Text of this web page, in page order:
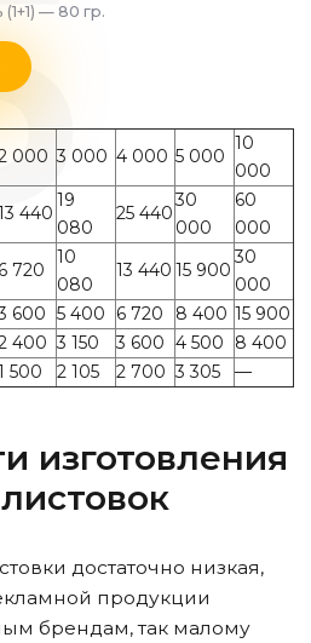
— 80 гр.
000 3 000 4 000 5 000
10
000
440
19
080
25 440
30
000
60
000
6 720
10
080
13 440 15 900
30
000
600 5 400 6 720 8 400 15 900
400 3 150 3 600 4 500
8 400
500 2 105 2 700 3 305 —
изготовления
достаточно низкая,
продукции
брендам, так малому